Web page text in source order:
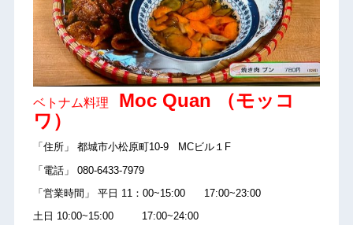
ベトナム料理
Moc Quan （モッコ
ワ）
「住所」 都城市小松原町10-9 MCビル１F
「電話」 080-6433-7979
「営業時間」 平日 11：00~15:00 17:00~23:00
土日 10:00~15:00 17:00~24:00